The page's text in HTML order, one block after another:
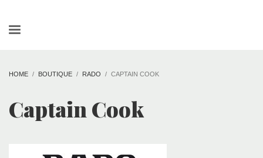
HOME BOUTIQUE RADO CAPTAIN COOK
Captain Cook